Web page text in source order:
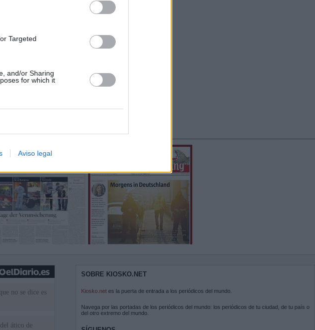
Targeted
and/or Sharing
for which it
Aviso legal
no se dice es
ático de
SOBRE KIOSKO.NET
Kiosko.net es la puerta de entrada a los periódicos del mundo.
Navega por las portadas de los periódicos del mundo: los periódicos de tu ciudad, de tu país o
del otro extremo del mundo.